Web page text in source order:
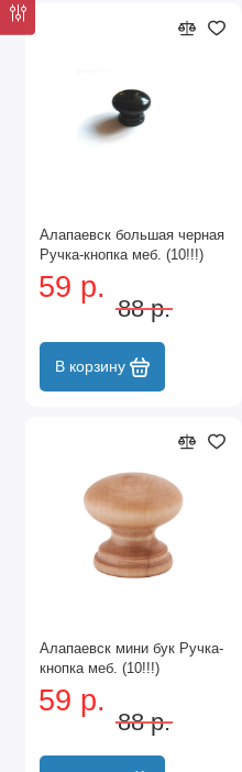
Алапаевск большая черная
Ручка-кнопка меб. (10!!!)
59 р.
88 р.
В корзину
Алапаевск мини бук Ручка-
кнопка меб. (10!!!)
59 р.
88 р.